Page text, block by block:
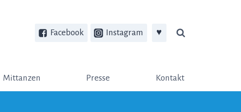
Facebook Instagram ♥
Mittanzen Presse Kontakt